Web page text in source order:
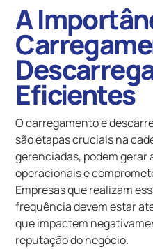
A
Eficientes
O carregamento e
são etapas cruciais na
gerenciadas, podem
operacionais e
Empresas que realizam
frequência devem estar
que impactem
reputação do negócio.